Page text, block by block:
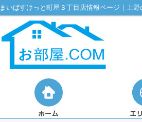
まいばすけっと町屋３丁目店情報ページ｜上